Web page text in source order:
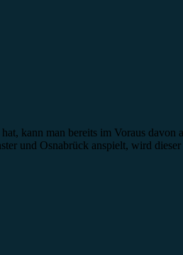
kann man bereits im Voraus davon
und Osnabrück anspielt, wird